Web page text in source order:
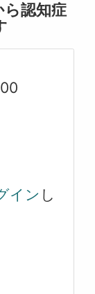
ら認知症
イン し